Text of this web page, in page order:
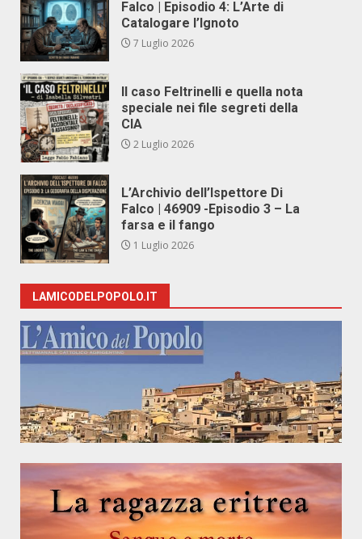
Falco | Episodio 4: L’Arte di
Catalogare l’Ignoto
7 Luglio 2026
Il caso Feltrinelli e quella nota
speciale nei file segreti della
CIA
2 Luglio 2026
L’Archivio dell’Ispettore Di
Falco | 46909 -Episodio 3 – La
farsa e il fango
1 Luglio 2026
LAMICODELPOPOLO.IT